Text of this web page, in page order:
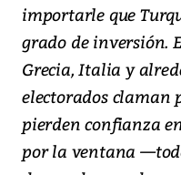
importarle que
grado de inversión.
Grecia, Italia y
electorados claman
pierden confianza
por la ventana